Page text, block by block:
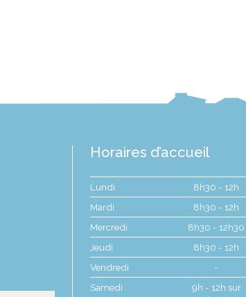
Horaires d’accueil
Lundi 8h30 - 12h
Mardi
8h30 - 12h
Mercredi
8h30 - 12h30
Jeudi
8h30 - 12h
Vendredi
-
Samedi
9h - 12h sur